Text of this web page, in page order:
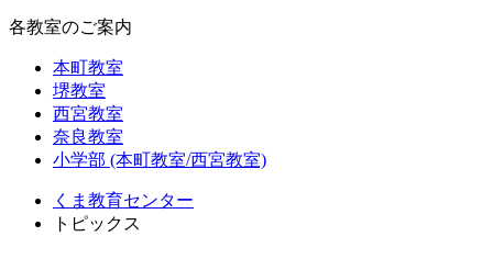
各教室のご案内
本町教室
堺教室
西宮教室
奈良教室
小学部 (本町教室/西宮教室)
くま教育センター
トピックス